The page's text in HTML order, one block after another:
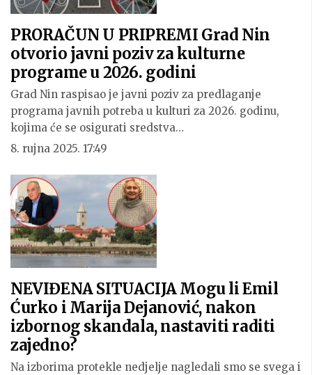
PRORAČUN U PRIPREMI Grad Nin
otvorio javni poziv za kulturne
programe u 2026. godini
Grad Nin raspisao je javni poziv za predlaganje
programa javnih potreba u kulturi za 2026. godinu,
kojima će se osigurati sredstva…
8. rujna 2025. 17:49
NEVIĐENA SITUACIJA Mogu li Emil
Ćurko i Marija Dejanović, nakon
izbornog skandala, nastaviti raditi
zajedno?
Na izborima protekle nedjelje nagledali smo se svega i